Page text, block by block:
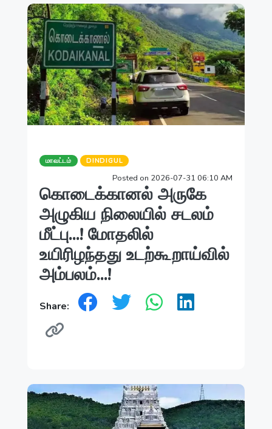
மாவட்டம் DINDIGUL
Posted on 2026-07-31 06:10 AM
கொடைக்கானல் அருகே
அழுகிய நிலையில் சடலம்
மீட்பு...! மோதலில்
உயிரிழந்தது உடற்கூறாய்வில்
அம்பலம்...!
Share: